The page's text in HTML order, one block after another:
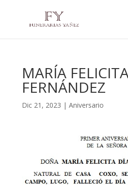
MARÍA
FERNÁNDEZ
Dic 21, 2023 | Aniversario